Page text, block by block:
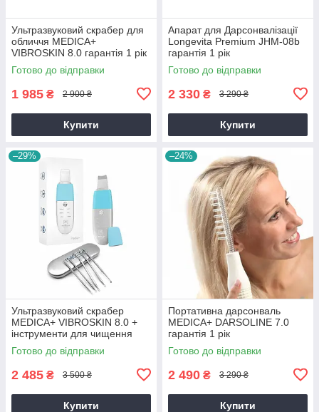
Ультразвуковий скрабер для
обличчя MEDICA+
VIBROSKIN 8.0 гарантія 1 рік
Готово до відправки
1 985 ₴ 2 900 ₴
Купити
Апарат для Дарсонвалізації
Longevita Premium JHM-08b
гарантія 1 рік
Готово до відправки
2 330 ₴ 3 290 ₴
Купити
–29%
Ультразвуковий скрабер
MEDICA+ VIBROSKIN 8.0 +
інструменти для чищення
обличча EASYCLEAN
гарантія 1 рік
Готово до відправки
2 485 ₴ 3 500 ₴
Купити
–24%
Портативна дарсонваль
MEDICA+ DARSOLINE 7.0
гарантія 1 рік
Готово до відправки
2 490 ₴ 3 290 ₴
Купити